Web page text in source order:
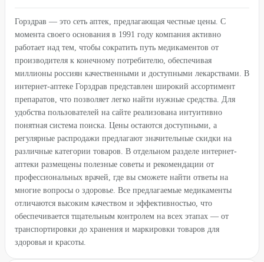
Горздрав — это сеть аптек, предлагающая честные цены. С
момента своего основания в 1991 году компания активно
работает над тем, чтобы сократить путь медикаментов от
производителя к конечному потребителю, обеспечивая
миллионы россиян качественными и доступными лекарствами. В
интернет-аптеке Горздрав представлен широкий ассортимент
препаратов, что позволяет легко найти нужные средства. Для
удобства пользователей на сайте реализована интуитивно
понятная система поиска. Цены остаются доступными, а
регулярные распродажи предлагают значительные скидки на
различные категории товаров. В отдельном разделе интернет-
аптеки размещены полезные советы и рекомендации от
профессиональных врачей, где вы сможете найти ответы на
многие вопросы о здоровье. Все предлагаемые медикаменты
отличаются высоким качеством и эффективностью, что
обеспечивается тщательным контролем на всех этапах — от
транспортировки до хранения и маркировки товаров для
здоровья и красоты.